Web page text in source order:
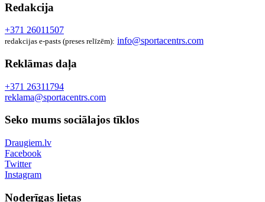
Redakcija
+371 26011507
redakcijas e-pasts (preses relīzēm): info@sportacentrs.com
Reklāmas daļa
+371 26311794
reklama@sportacentrs.com
Seko mums sociālajos tīklos
Draugiem.lv
Facebook
Twitter
Instagram
Noderīgas lietas